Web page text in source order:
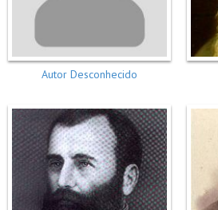
Autor Desconhecido